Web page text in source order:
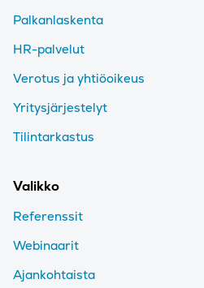
Palkanlaskenta
HR-palvelut
Verotus ja yhtiöoikeus
Yritysjärjestelyt
Tilintarkastus
Valikko
Referenssit
Webinaarit
Ajankohtaista